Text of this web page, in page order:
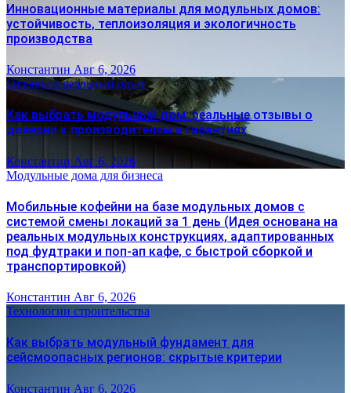
Инновационные материалы для модульных домов:
устойчивость, теплоизоляция и экологичность
производства
Константин Авг 6, 2026
Отзывы и реальный опыт
Как выбрать модульный дом: реальные отзывы о
доверии к производителям и гарантиях
Константин Авг 6, 2026
Модульные дома для бизнеса
Мобильные кофейни на базе модульных домов с
системой смены локаций за 1 день (Идея основана на
реальных модульных конструкциях, адаптированных
под фудтраки и поп-ап кафе, с быстрой сборкой и
транспортировкой)
Константин Авг 6, 2026
Технологии строительства
Как выбрать модульный фундамент для
сейсмоопасных регионов: скрытые критерии
Константин Авг 6, 2026